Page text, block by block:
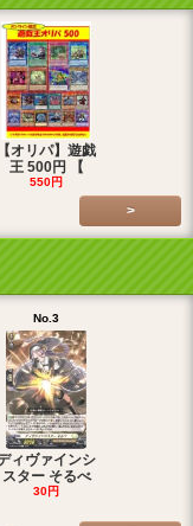
【オリパ】遊戯
王 500円 【
550円
>
No.3
ィヴァインシ
スター そるべ
30円